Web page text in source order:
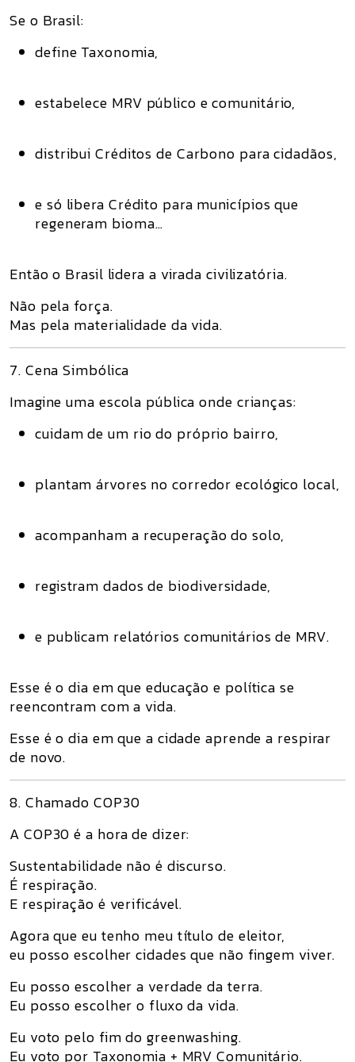
Se o Brasil:
define Taxonomia,
estabelece MRV público e comunitário,
distribui Créditos de Carbono para cidadãos,
e só libera Crédito para municípios que
regeneram bioma…
Então o Brasil lidera a virada civilizatória.
Não pela força.
Mas pela materialidade da vida.
7. Cena Simbólica
Imagine uma escola pública onde crianças:
cuidam de um rio do próprio bairro,
plantam árvores no corredor ecológico local,
acompanham a recuperação do solo,
registram dados de biodiversidade,
e publicam relatórios comunitários de MRV.
Esse é o dia em que educação e política se
reencontram com a vida.
Esse é o dia em que a cidade aprende a respirar
de novo.
8. Chamado COP30
A COP30 é a hora de dizer:
Sustentabilidade não é discurso.
É respiração.
E respiração é verificável.
Agora que eu tenho meu título de eleitor,
eu posso escolher cidades que não fingem viver.
Eu posso escolher a verdade da terra.
Eu posso escolher o fluxo da vida.
Eu voto pelo fim do greenwashing.
Eu voto por Taxonomia + MRV Comunitário.